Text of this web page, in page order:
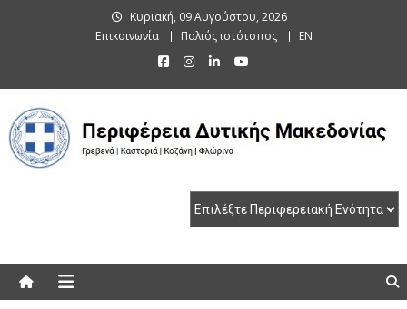
Κυριακή, 09 Αυγούστου, 2026
Επικοινωνία
Παλιός ιστότοπος EN